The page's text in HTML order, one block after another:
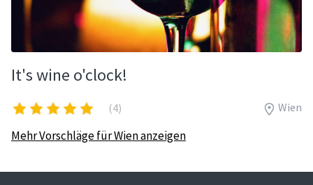
It's wine o'clock!
(4) Wien
Mehr Vorschläge für Wien anzeigen